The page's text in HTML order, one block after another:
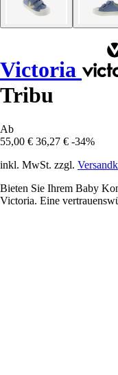
Victoria
Tribu
Ab
55,00 € 36,27 € -34%
inkl. MwSt. zzgl.
Bieten Sie Ihrem Baby
Victoria. Eine